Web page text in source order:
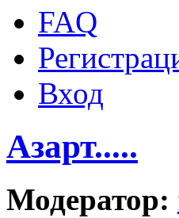
FAQ
Вход
Азарт.....
Модератор: